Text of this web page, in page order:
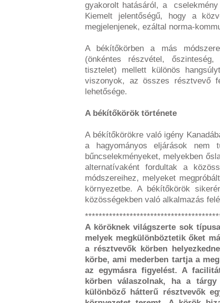
gyakorolt hatásáról, a
Kiemelt jelentőségű, hogy a
megjelenjenek, ezáltal norma-
A békítőkörben a más
(önkéntes részvétel,
tisztelet) mellett különös
viszonyok, az összes résztvevő
lehetősége.
A békítőkörök története
A békítőkörökre való igény
a hagyományos eljárások nem
bűncselekményeket, melyekben
alternatívaként fordultak a
módszereihez, melyeket
környezetbe. A békítőkörök
közösségekben való alkalmazás
A köröknek világszerte sok
melyek megkülönböztetik őket
a résztvevők körben
körbe, ami mederben tartja a
az egymásra figyelést. A
körben válaszolnak, ha a
különböző hátterű résztvevők